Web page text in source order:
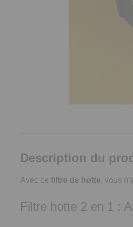
Description du
Avec ce filtre de hotte, vous
Filtre hotte 2 en 1 :